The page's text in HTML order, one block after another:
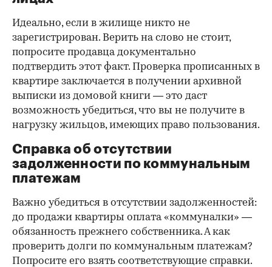
Идеально, если в жилище никто не
зарегистрирован. Верить на слово не стоит,
попросите продавца документально
подтвердить этот факт. Проверка прописанных в
квартире заключается в получении архивной
выписки из домовой книги — это даст
возможность убедиться, что вы не получите в
нагрузку жильцов, имеющих право пользования.
Справка об отсутствии
задолженности по коммунальным
платежам
Важно убедиться в отсутствии задолженностей:
до продажи квартиры оплата «коммуналки» —
обязанность прежнего собственника. А как
проверить долги по коммунальным платежам?
Попросите его взять соответствующие справки.